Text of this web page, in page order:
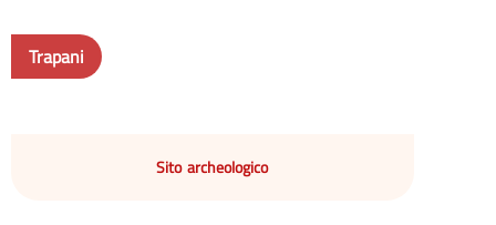
Trapani
Sito archeologico